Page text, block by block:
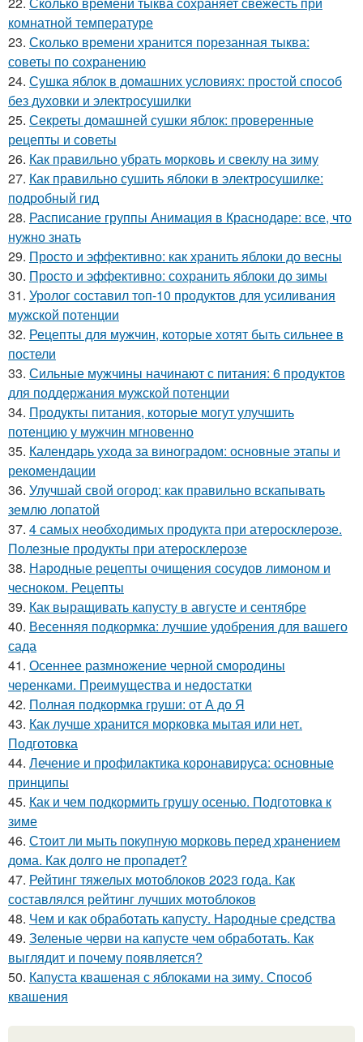
комнатной температуре
23. Сколько времени хранится порезанная тыква:
советы по сохранению
24. Сушка яблок в домашних условиях: простой способ
без духовки и электросушилки
25. Секреты домашней сушки яблок: проверенные
рецепты и советы
26. Как правильно убрать морковь и свеклу на зиму
27. Как правильно сушить яблоки в электросушилке:
подробный гид
28. Расписание группы Анимация в Краснодаре: все, что
нужно знать
29. Просто и эффективно: как хранить яблоки до весны
30. Просто и эффективно: сохранить яблоки до зимы
31. Уролог составил топ-10 продуктов для усиливания
мужской потенции
32. Рецепты для мужчин, которые хотят быть сильнее в
постели
33. Сильные мужчины начинают с питания: 6 продуктов
для поддержания мужской потенции
34. Продукты питания, которые могут улучшить
потенцию у мужчин мгновенно
35. Календарь ухода за виноградом: основные этапы и
рекомендации
36. Улучшай свой огород: как правильно вскапывать
землю лопатой
37. 4 самых необходимых продукта при атеросклерозе.
Полезные продукты при атеросклерозе
38. Народные рецепты очищения сосудов лимоном и
чесноком. Рецепты
39. Как выращивать капусту в августе и сентябре
40. Весенняя подкормка: лучшие удобрения для вашего
сада
41. Осеннее размножение черной смородины
черенками. Преимущества и недостатки
42. Полная подкормка груши: от А до Я
43. Как лучше хранится морковка мытая или нет.
Подготовка
44. Лечение и профилактика коронавируса: основные
принципы
45. Как и чем подкормить грушу осенью. Подготовка к
зиме
46. Стоит ли мыть покупную морковь перед хранением
дома. Как долго не пропадет?
47. Рейтинг тяжелых мотоблоков 2023 года. Как
составлялся рейтинг лучших мотоблоков
48. Чем и как обработать капусту. Народные средства
49. Зеленые черви на капусте чем обработать. Как
выглядит и почему появляется?
50. Капуста квашеная с яблоками на зиму. Способ
квашения